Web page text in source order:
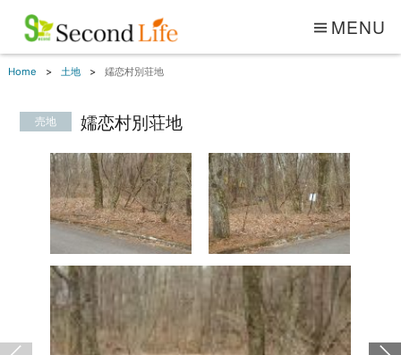
MENU
Home 土地 嬬恋村別荘地
売地 嬬恋村別荘地